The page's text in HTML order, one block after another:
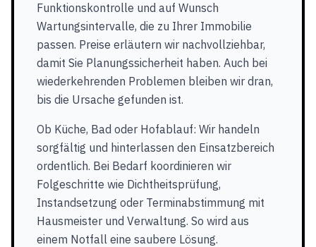
Funktionskontrolle und auf Wunsch
Wartungsintervalle, die zu Ihrer Immobilie
passen. Preise erläutern wir nachvollziehbar,
damit Sie Planungssicherheit haben. Auch bei
wiederkehrenden Problemen bleiben wir dran,
bis die Ursache gefunden ist.
Ob Küche, Bad oder Hofablauf: Wir handeln
sorgfältig und hinterlassen den Einsatzbereich
ordentlich. Bei Bedarf koordinieren wir
Folgeschritte wie Dichtheitsprüfung,
Instandsetzung oder Terminabstimmung mit
Hausmeister und Verwaltung. So wird aus
einem Notfall eine saubere Lösung.